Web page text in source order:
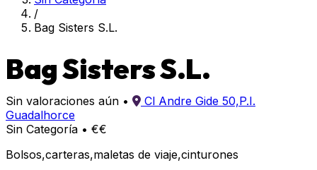
/
Bag Sisters S.L.
Bag Sisters S.L.
Sin valoraciones aún •
Cl Andre Gide 50,P.I.
Guadalhorce
Sin Categoría • €€
Bolsos,carteras,maletas de viaje,cinturones